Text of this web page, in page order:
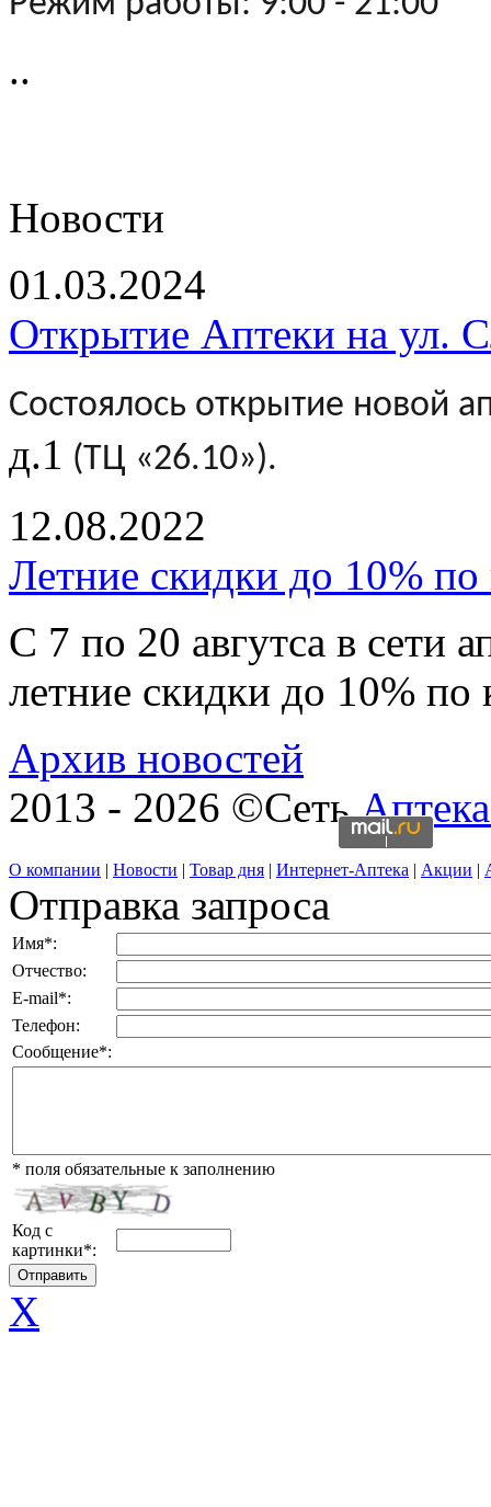
..
Новости
01.03.2024
Открытие Аптеки на ул.
Состоялось открытие новой
д.1 (ТЦ «26.10»).
12.08.2022
Летние скидки до 10% по
С 7 по 20 авгутса в сети
летние скидки до 10% по
Архив новостей
2013 - 2026 ©Сеть
О компании | Новости | Товар дня | Интернет-Аптека | Акции |
Отправка запроса
Имя*:
Отчество:
E-mail*:
Телефон:
Сообщение*:
* поля обязательные к заполнению
Код с
картинки*:
X